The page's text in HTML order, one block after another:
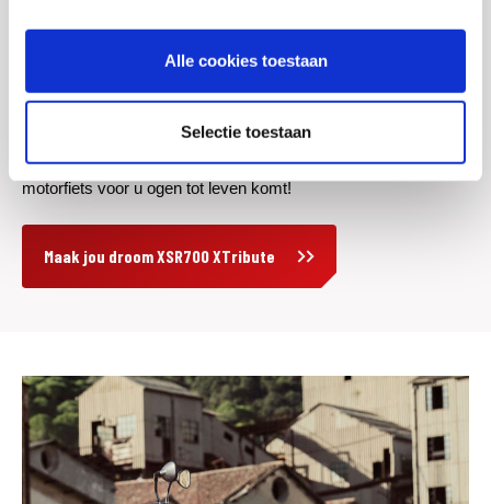
Alle cookies toestaan
Selectie toestaan
Bouw uw eigen ultieme Yamaha motorfiets in 360 graden 3D.
Kies een model, voeg extra's toe -- en bekijk hoe uw custom
motorfiets voor u ogen tot leven komt!
Maak jou droom XSR700 XTribute